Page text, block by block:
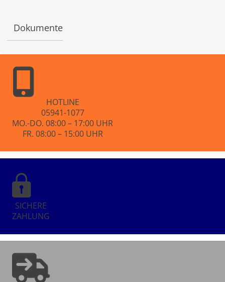
t
v
Dokumente
HOTLINE
05941-1077
MO.-DO. 08:00 – 17:00 UHR
FR. 08:00 – 15:00 UHR
SICHERE
ZAHLUNG